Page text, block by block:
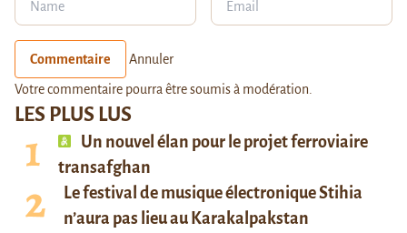
LES PLUS LUS
Un nouvel élan pour le projet ferroviaire
transafghan
Le festival de musique électronique Stihia
n’aura pas lieu au Karakalpakstan
Commentaire Annuler
Votre commentaire pourra être soumis à modération.